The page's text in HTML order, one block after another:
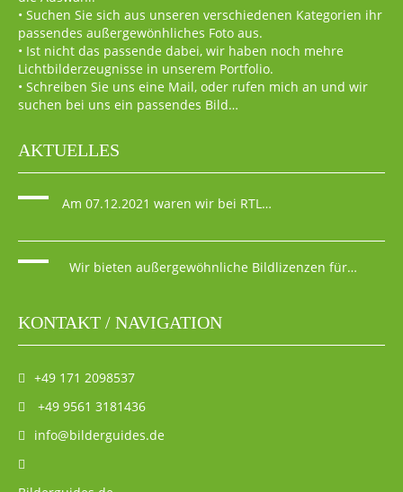
• Suchen Sie sich aus unseren verschiedenen Kategorien ihr
passendes außergewönhliches Foto aus.
• Ist nicht das passende dabei, wir haben noch mehre
Lichtbilderzeugnisse in unserem Portfolio.
• Schreiben Sie uns eine Mail, oder rufen mich an und wir
suchen bei uns ein passendes Bild…
AKTUELLES
Am 07.12.2021 waren wir bei RTL…
Wir bieten außergewöhnliche Bildlizenzen für…
KONTAKT / NAVIGATION
+49 171 2098537
+49 9561 3181436
info@bilderguides.de